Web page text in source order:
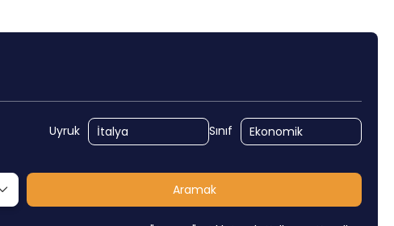
Uyruk
Sınıf
Aramak